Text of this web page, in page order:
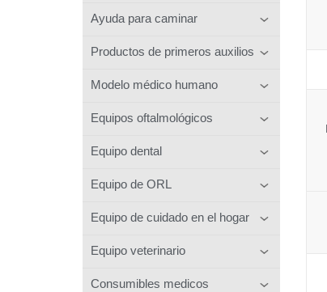
Ayuda para caminar
Productos de primeros auxilios
Modelo médico humano
Equipos oftalmológicos
Equipo dental
Equipo de ORL
Equipo de cuidado en el hogar
Equipo veterinario
Consumibles medicos